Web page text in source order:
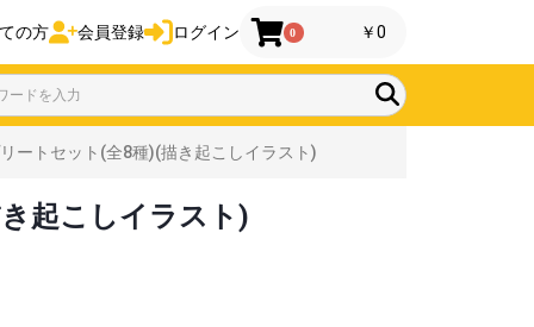
の方 会員登録 ログイン 0 ￥0
ートセット(全8種)(描き起こしイラスト)
起こしイラスト)